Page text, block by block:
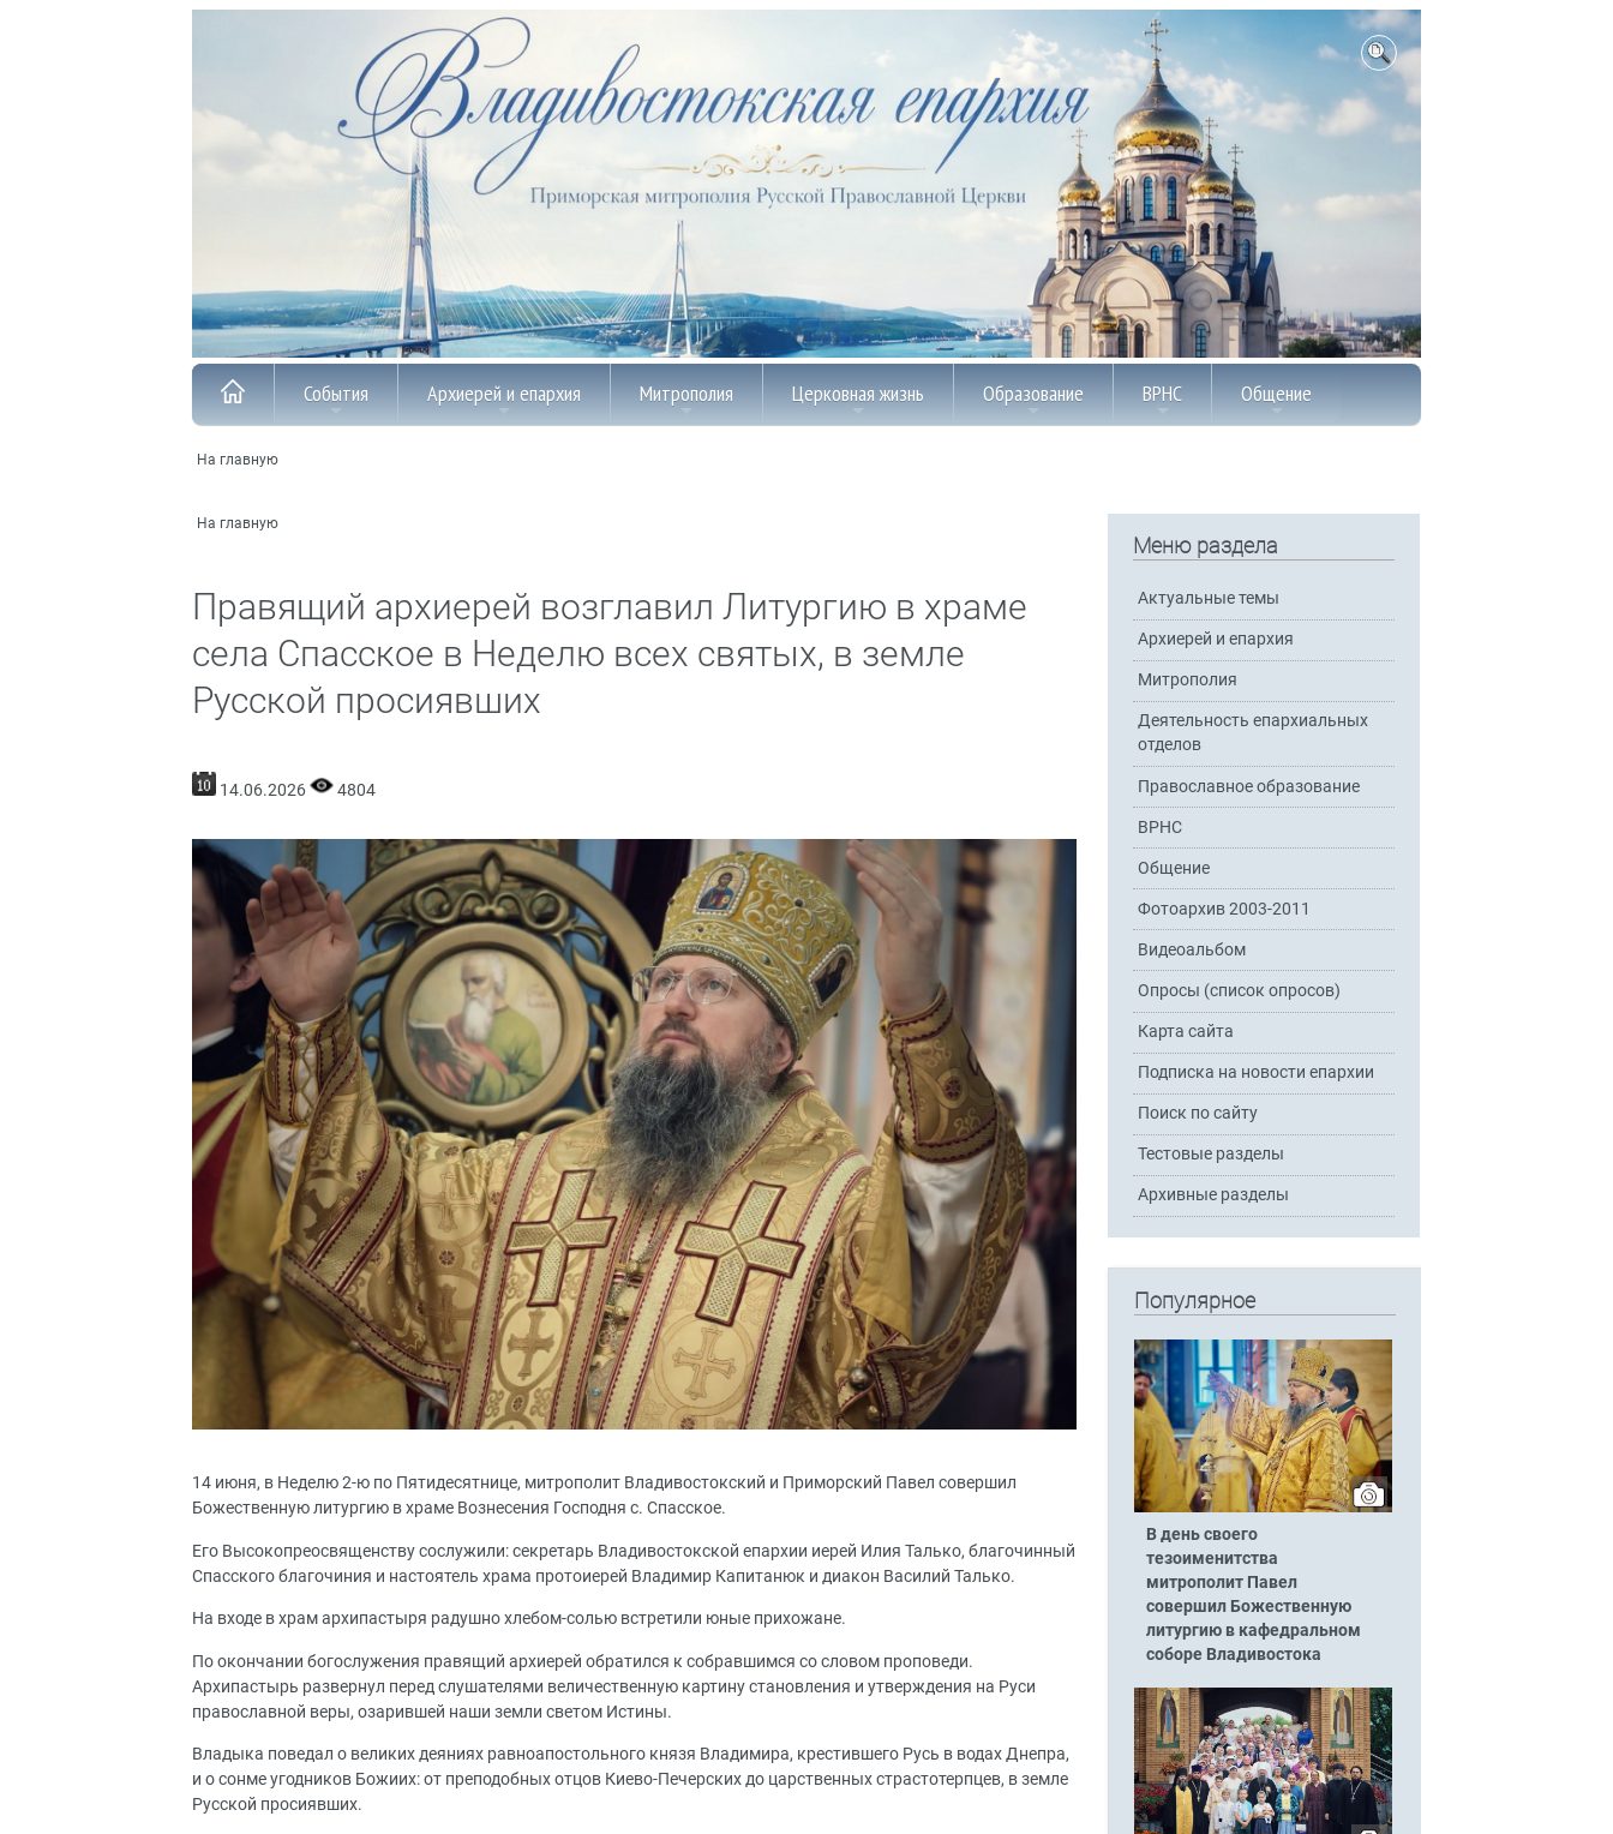
События Архиерей и епархия Митрополия Церковная жизнь Образование ВРНС Общение
На главную
На главную
Правящий архиерей возглавил Литургию в храме
села Спасское в Неделю всех святых, в земле
Русской просиявших
14.06.2026 4804
14 июня, в Неделю 2-ю по Пятидесятнице, митрополит Владивостокский и Приморский Павел совершил
Божественную литургию в храме Вознесения Господня с. Спасское.
Его Высокопреосвященству сослужили: секретарь Владивостокской епархии иерей Илия Талько, благочинный
Спасского благочиния и настоятель храма протоиерей Владимир Капитанюк и диакон Василий Талько.
На входе в храм архипастыря радушно хлебом-солью встретили юные прихожане.
По окончании богослужения правящий архиерей обратился к собравшимся со словом проповеди.
Архипастырь развернул перед слушателями величественную картину становления и утверждения на Руси
православной веры, озарившей наши земли светом Истины.
Владыка поведал о великих деяниях равноапостольного князя Владимира, крестившего Русь в водах Днепра,
и о сонме угодников Божиих: от преподобных отцов Киево-Печерских до царственных страстотерпцев, в земле
Русской просиявших.
Меню раздела
Актуальные темы
Архиерей и епархия
Митрополия
Деятельность епархиальных
отделов
Православное образование
ВРНС
Общение
Фотоархив 2003-2011
Видеоальбом
Опросы (список опросов)
Карта сайта
Подписка на новости епархии
Поиск по сайту
Тестовые разделы
Архивные разделы
Популярное
В день своего
тезоименитства
митрополит Павел
совершил Божественную
литургию в кафедральном
соборе Владивостока